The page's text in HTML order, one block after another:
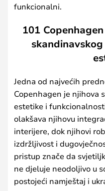
funkcionalni.
101
Jedna od najvećih
Copenhagen je njihova
estetike i
olakšava njihovu
interijere, dok njihovi
izdržljivost i
pristup znače da
ne djeluje neodoljivo u
postojeći namještaj i